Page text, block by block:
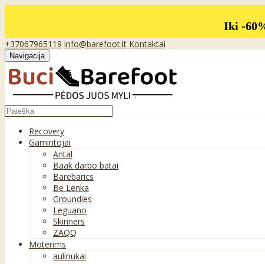
Iki -
+37067965119 info@barefoot.lt Kontaktai
Navigacija
Recovery
Gamintojai
Antal
Baak darbo batai
Barebarics
Be Lenka
Groundies
Leguano
Skinners
ZAQQ
Moterims
aulinukai